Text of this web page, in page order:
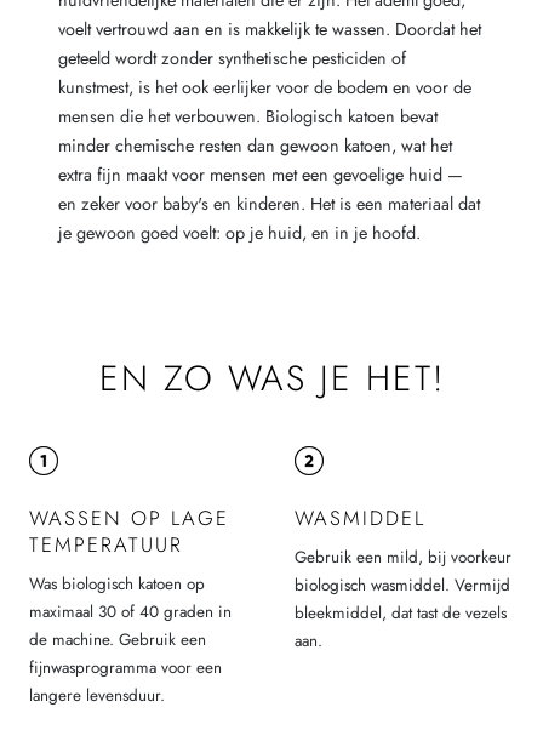
voelt vertrouwd aan en is makkelijk te wassen. Doordat het
geteeld wordt zonder synthetische pesticiden of
kunstmest, is het ook eerlijker voor de bodem en voor de
mensen die het verbouwen. Biologisch katoen bevat
minder chemische resten dan gewoon katoen, wat het
extra fijn maakt voor mensen met een gevoelige huid —
en zeker voor baby's en kinderen. Het is een materiaal dat
je gewoon goed voelt: op je huid, en in je hoofd.
EN ZO WAS JE HET!
WASSEN OP LAGE
TEMPERATUUR
Was biologisch katoen op
maximaal 30 of 40 graden in
de machine. Gebruik een
fijnwasprogramma voor een
langere levensduur.
WASMIDDEL
Gebruik een mild, bij voorkeur
biologisch wasmiddel. Vermijd
bleekmiddel, dat tast de vezels
aan.